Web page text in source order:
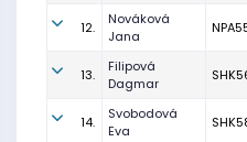
12.
Nováková
Jana
13.
Filipová
Dagmar
14.
Svobodová
Eva